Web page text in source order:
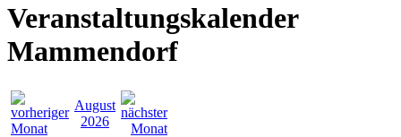
Veranstaltungskalender
Mammendorf
August
2026